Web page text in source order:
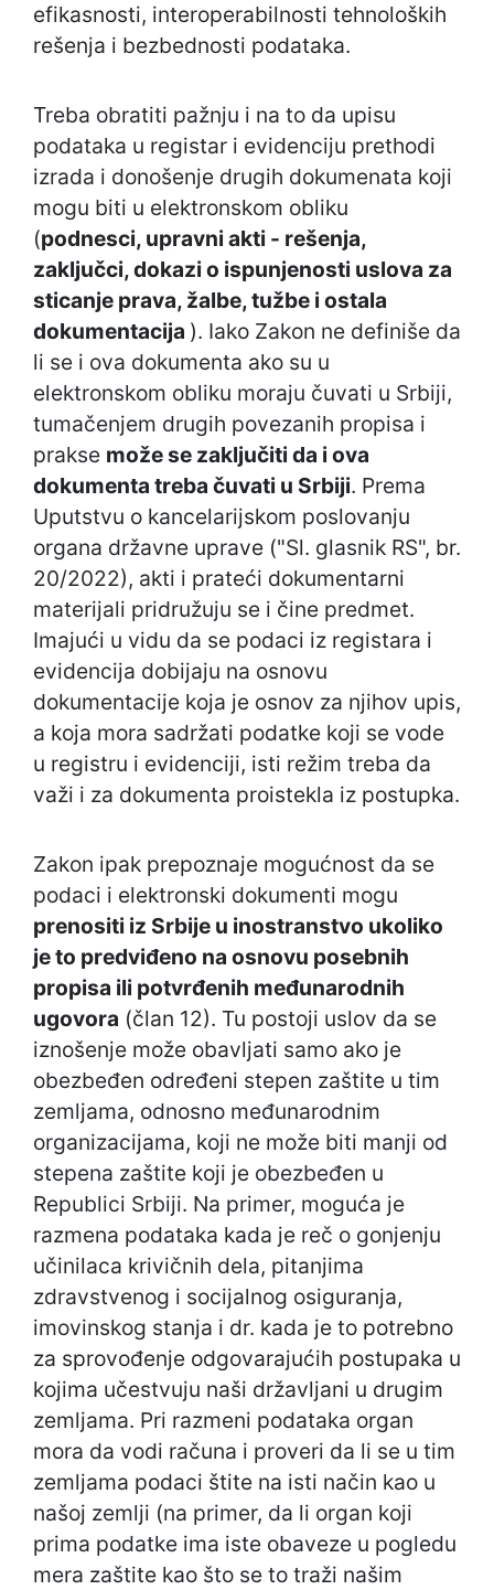
efikasnosti, interoperabilnosti tehnoloških
rešenja i bezbednosti podataka.
Treba obratiti pažnju i na to da upisu
podataka u registar i evidenciju prethodi
izrada i donošenje drugih dokumenata koji
mogu biti u elektronskom obliku
(podnesci, upravni akti - rešenja,
zaključci, dokazi o ispunjenosti uslova za
sticanje prava, žalbe, tužbe i ostala
dokumentacija ). Iako Zakon ne definiše da
li se i ova dokumenta ako su u
elektronskom obliku moraju čuvati u Srbiji,
tumačenjem drugih povezanih propisa i
prakse može se zaključiti da i ova
dokumenta treba čuvati u Srbiji. Prema
Uputstvu o kancelarijskom poslovanju
organa državne uprave ("Sl. glasnik RS", br.
20/2022), akti i prateći dokumentarni
materijali pridružuju se i čine predmet.
Imajući u vidu da se podaci iz registara i
evidencija dobijaju na osnovu
dokumentacije koja je osnov za njihov upis,
a koja mora sadržati podatke koji se vode
u registru i evidenciji, isti režim treba da
važi i za dokumenta proistekla iz postupka.
Zakon ipak prepoznaje mogućnost da se
podaci i elektronski dokumenti mogu
prenositi iz Srbije u inostranstvo ukoliko
je to predviđeno na osnovu posebnih
propisa ili potvrđenih međunarodnih
ugovora (član 12). Tu postoji uslov da se
iznošenje može obavljati samo ako je
obezbeđen određeni stepen zaštite u tim
zemljama, odnosno međunarodnim
organizacijama, koji ne može biti manji od
stepena zaštite koji je obezbeđen u
Republici Srbiji. Na primer, moguća je
razmena podataka kada je reč o gonjenju
učinilaca krivičnih dela, pitanjima
zdravstvenog i socijalnog osiguranja,
imovinskog stanja i dr. kada je to potrebno
za sprovođenje odgovarajućih postupaka u
kojima učestvuju naši državljani u drugim
zemljama. Pri razmeni podataka organ
mora da vodi računa i proveri da li se u tim
zemljama podaci štite na isti način kao u
našoj zemlji (na primer, da li organ koji
prima podatke ima iste obaveze u pogledu
mera zaštite kao što se to traži našim